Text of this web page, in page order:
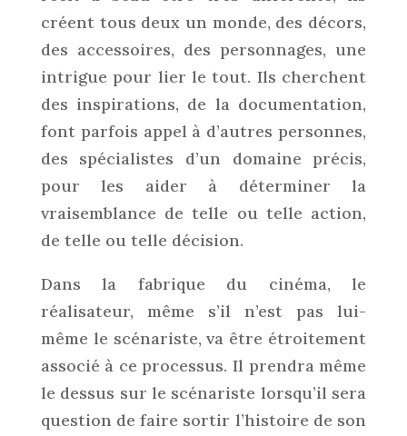
créent tous deux un monde, des décors,
des accessoires, des personnages, une
intrigue pour lier le tout. Ils cherchent
des inspirations, de la documentation,
font parfois appel à d’autres personnes,
des spécialistes d’un domaine précis,
pour les aider à déterminer la
vraisemblance de telle ou telle action,
de telle ou telle décision.
Dans la fabrique du cinéma, le
réalisateur, même s’il n’est pas lui-
même le scénariste, va être étroitement
associé à ce processus. Il prendra même
le dessus sur le scénariste lorsqu’il sera
question de faire sortir l’histoire de son